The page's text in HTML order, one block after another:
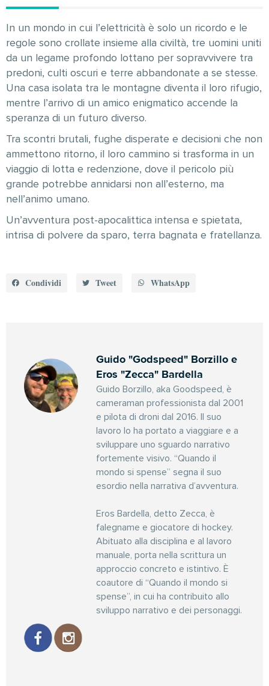
In un mondo in cui l’elettricità è solo un ricordo e le
regole sono crollate insieme alla civiltà, tre uomini uniti
da un legame profondo lottano per sopravvivere tra
predoni, culti oscuri e terre abbandonate a se stesse.
Una casa isolata tra le montagne diventa il loro rifugio,
mentre l’arrivo di un amico enigmatico accende la
speranza di un futuro diverso.
Tra scontri brutali, fughe disperate e decisioni che non
ammettono ritorno, il loro cammino si trasforma in un
viaggio di lotta e redenzione, dove il pericolo più
grande potrebbe annidarsi non all’esterno, ma
nell’animo umano.
Un’avventura post-apocalittica intensa e spietata,
intrisa di polvere da sparo, terra bagnata e fratellanza.
Condividi Tweet WhatsApp
Guido "Godspeed" Borzillo e
Eros "Zecca" Bardella
Guido Borzillo, aka Goodspeed, è
cameraman professionista dal 2001
e pilota di droni dal 2016. Il suo
lavoro lo ha portato a viaggiare e a
sviluppare uno sguardo narrativo
fortemente visivo. “Quando il
mondo si spense” segna il suo
esordio nella narrativa d’avventura.
Eros Bardella, detto Zecca, è
falegname e giocatore di hockey.
Abituato alla disciplina e al lavoro
manuale, porta nella scrittura un
approccio concreto e istintivo. È
coautore di “Quando il mondo si
spense”, in cui ha contribuito allo
sviluppo narrativo e dei personaggi.